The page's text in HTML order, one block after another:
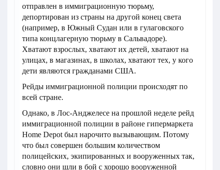
отправлен в иммиграционную тюрьму,
депортирован из страны на другой конец света
(например, в Южный Судан или в гулаговского
типа концлагерную тюрьму в Сальвадоре).
Хватают взрослых, хватают их детей, хватают на
улицах, в магазинах, в школах, хватают тех, у кого
дети являются гражданами США.
Рейды иммиграционной полиции происходят по
всей стране.
Однако, в Лос-Анджелесе на прошлой неделе рейд
иммиграционной полиции в районе гипермаркета
Home Depot был нарочито вызывающим. Потому
что был совершен большим количеством
полицейских, экипированных и вооруженных так,
словно они шли в бой с хорошо вооруженной